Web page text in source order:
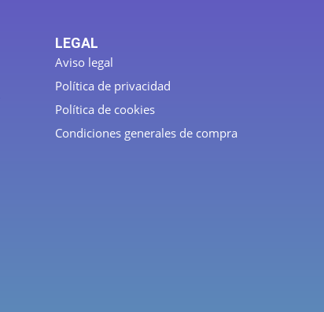
LEGAL
Aviso legal
Política de privacidad
Política de cookies
Condiciones generales de compra